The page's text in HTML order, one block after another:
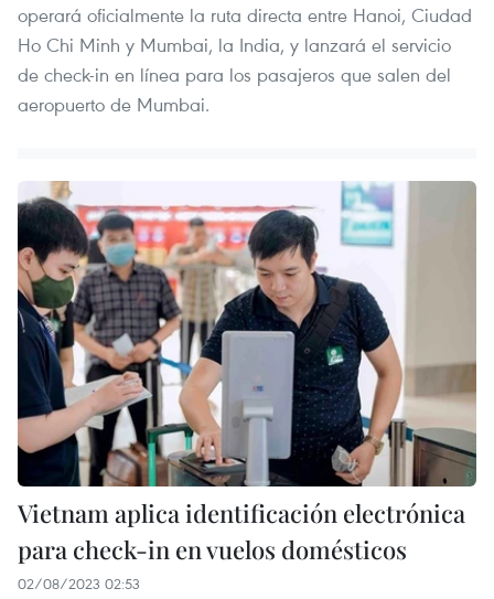
operará oficialmente la ruta directa entre Hanoi, Ciudad
Ho Chi Minh y Mumbai, la India, y lanzará el servicio
de check-in en línea para los pasajeros que salen del
aeropuerto de Mumbai.
Vietnam aplica identificación electrónica
para check-in en vuelos domésticos
02/08/2023 02:53